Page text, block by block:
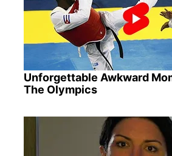
Unforgettable Awkward
The Olympics